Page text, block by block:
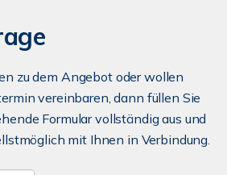
zu dem Angebot oder wollen
vereinbaren, dann füllen Sie
Formular vollständig aus und
mit Ihnen in Verbindung.